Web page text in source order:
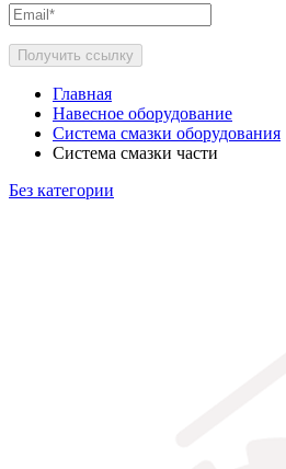
Получить ссылку
Главная
Навесное оборудование
Система смазки оборудования
Система смазки части
Без категории